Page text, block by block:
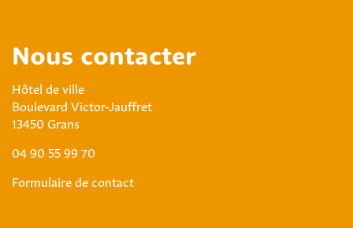
Nous contacter
Hôtel de ville
Boulevard Victor-Jauffret
13450 Grans
04 90 55 99 70
Formulaire de contact